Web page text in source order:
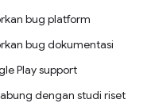
bug platform
bug dokumentasi
Play support
dengan studi riset